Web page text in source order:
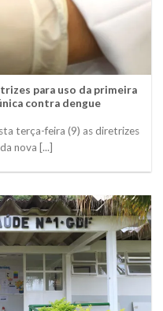
para uso da primeira
contra dengue
terça-feira (9) as diretrizes
nova [...]